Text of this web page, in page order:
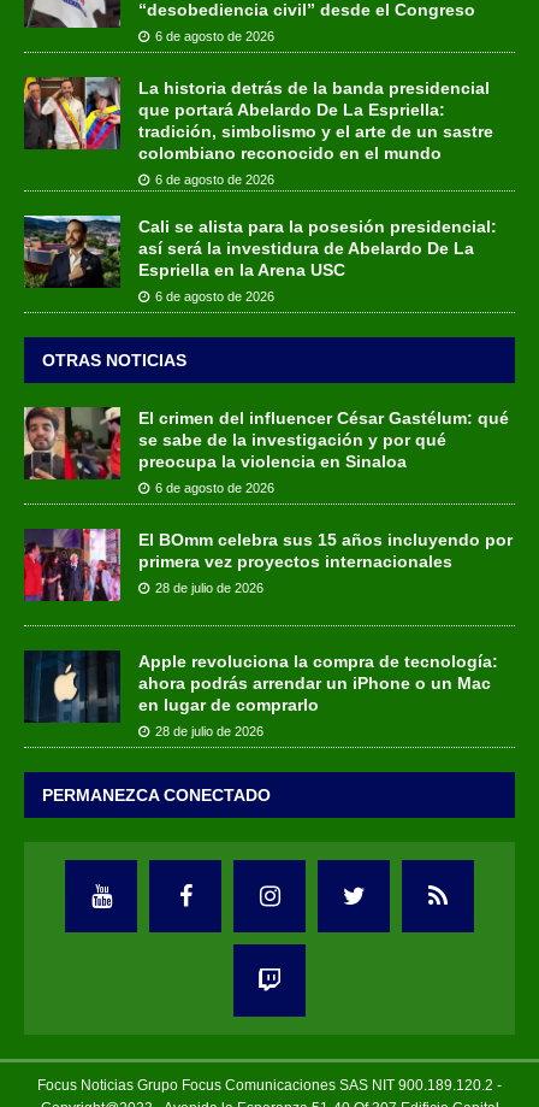
“desobediencia civil” desde el Congreso
6 de agosto de 2026
La historia detrás de la banda presidencial
que portará Abelardo De La Espriella:
tradición, simbolismo y el arte de un sastre
colombiano reconocido en el mundo
6 de agosto de 2026
Cali se alista para la posesión presidencial:
así será la investidura de Abelardo De La
Espriella en la Arena USC
6 de agosto de 2026
OTRAS NOTICIAS
El crimen del influencer César Gastélum: qué
se sabe de la investigación y por qué
preocupa la violencia en Sinaloa
6 de agosto de 2026
El BOmm celebra sus 15 años incluyendo por
primera vez proyectos internacionales
28 de julio de 2026
Apple revoluciona la compra de tecnología:
ahora podrás arrendar un iPhone o un Mac
en lugar de comprarlo
28 de julio de 2026
PERMANEZCA CONECTADO
Focus Noticias Grupo Focus Comunicaciones SAS NIT 900.189.120.2 -